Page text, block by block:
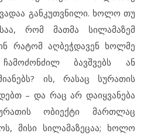
განკუთვნილი. ხოლო თუ
რომ მათმა სილამაზემ
რატომ აღბეჭდავენ ხოლმე
ბავშვებს ან
ის, რასაც სურათის
– და რაც არ დაიყვანება
ობიექტი მართლაც
მისი სილამაზეცაა; ხოლო